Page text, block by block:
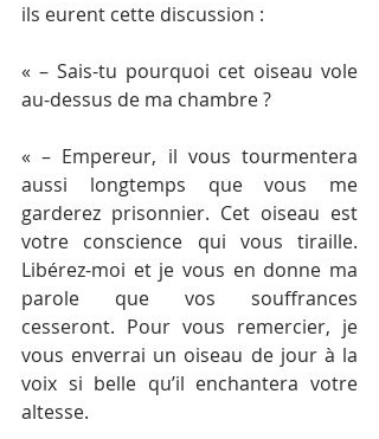
ils eurent cette discussion :
« – Sais-tu pourquoi cet oiseau vole
au-dessus de ma chambre ?
« – Empereur, il vous tourmentera
aussi longtemps que vous me
garderez prisonnier. Cet oiseau est
votre conscience qui vous tiraille.
Libérez-moi et je vous en donne ma
parole que vos souffrances
cesseront. Pour vous remercier, je
vous enverrai un oiseau de jour à la
voix si belle qu’il enchantera votre
altesse.